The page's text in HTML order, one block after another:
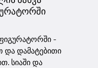
-
დამატებითი
სიაში და